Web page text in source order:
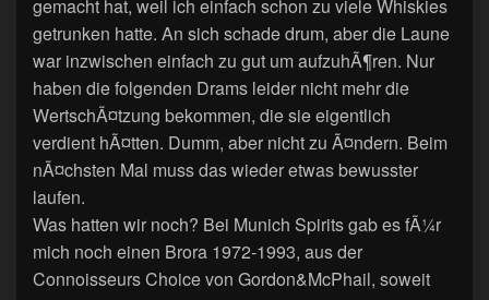
gemacht hat, weil ich einfach schon zu viele Whiskies
getrunken hatte. An sich schade drum, aber die Laune
war inzwischen einfach zu gut um aufzuhÃ¶ren. Nur
haben die folgenden Drams leider nicht mehr die
WertschÃ¤tzung bekommen, die sie eigentlich
verdient hÃ¤tten. Dumm, aber nicht zu Ã¤ndern. Beim
nÃ¤chsten Mal muss das wieder etwas bewusster
laufen.
Was hatten wir noch? Bei Munich Spirits gab es fÃ¼r
mich noch einen Brora 1972-1993, aus der
Connoisseurs Choice von Gordon&McPhail, soweit